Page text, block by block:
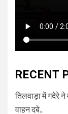
RECENT
तिलवाड़ा में गदेरे
वाहन दबे..